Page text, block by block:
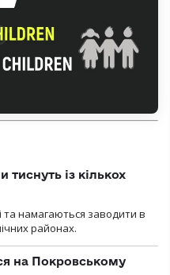
тиснуть із кількох
та намагаються заводити в
районах.
на Покровському